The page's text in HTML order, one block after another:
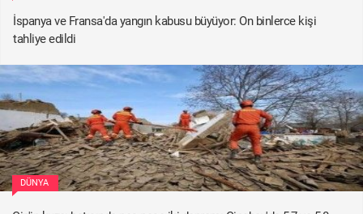
İspanya ve Fransa'da yangın kabusu büyüyor: On binlerce kişi
tahliye edildi
DÜNYA